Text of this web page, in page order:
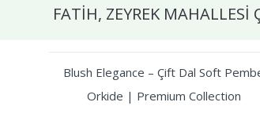
FATİH, ZEYREK MAHALLESİ
Blush Elegance – Çift Dal Soft
Orkide | Premium Collection